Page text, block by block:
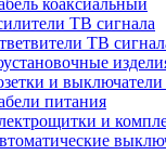
коаксиальный
ТВ сигнала
ТВ
и выключатели
питания
и